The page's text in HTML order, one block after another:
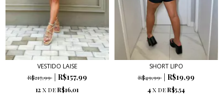
VESTIDO LAISE
R$217,99 R$157,99
12X DER$16,01
SHORT LIPO
R$49,99 R$19,99
4X DER$5,54